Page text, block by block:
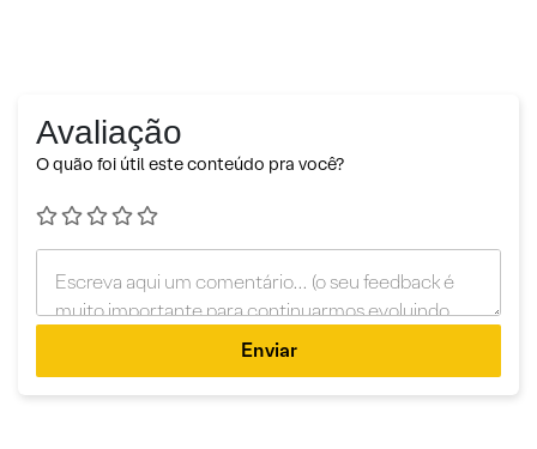
Avaliação
O quão foi útil este conteúdo pra você?
Enviar